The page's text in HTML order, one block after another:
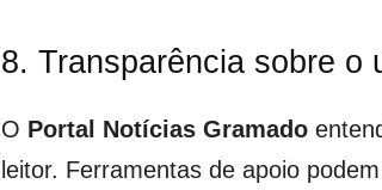
8. Transparência sobre o
O Portal Notícias Gramado
leitor. Ferramentas de apoio